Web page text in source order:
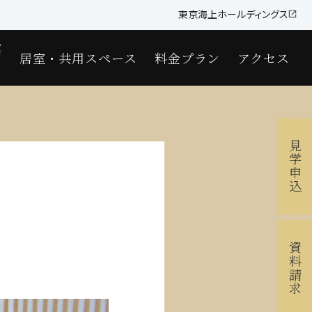
東京海上ホールディングス
居室・共用スペース 料金プラン アクセス
見学申込
資料請求